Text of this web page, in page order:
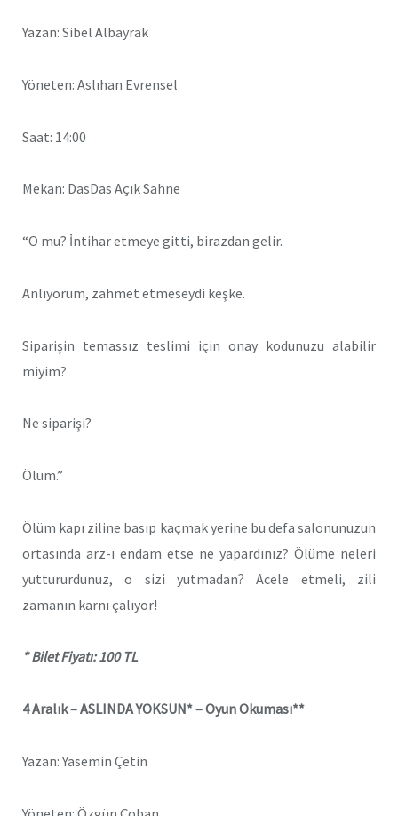
Yazan: Sibel Albayrak
Yöneten: Aslıhan Evrensel
Saat: 14:00
Mekan: DasDas Açık Sahne
“O mu? İntihar etmeye gitti, birazdan gelir.
Anlıyorum, zahmet etmeseydi keşke.
Siparişin temassız teslimi için onay kodunuzu alabilir
miyim?
Ne siparişi?
Ölüm.”
Ölüm kapı ziline basıp kaçmak yerine bu defa salonunuzun
ortasında arz-ı endam etse ne yapardınız? Ölüme neleri
yuttururdunuz, o sizi yutmadan? Acele etmeli, zili
zamanın karnı çalıyor!
* Bilet Fiyatı: 100 TL
4 Aralık –ASLINDA YOKSUN* – Oyun Okuması**
Yazan:Yasemin Çetin